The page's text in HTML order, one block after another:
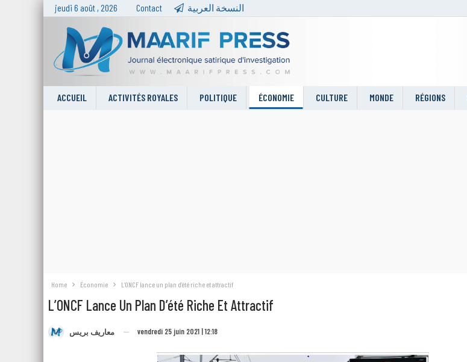
jeudi 6 août , 2026 Contact النسخة العربية
ACCUEIL ACTIVITÉS ROYALES POLITIQUE ÉCONOMIE CULTURE MONDE RÉGIONS
Home Économie L’ONCF lance un plan d’été riche et attractif
L’ONCF Lance Un Plan D’été Riche Et Attractif
معاريف بريس vendredi 25 juin 2021 | 12:18